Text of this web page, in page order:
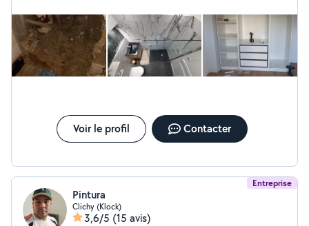
Voir le profil Contacter
Entreprise
Pintura
Clichy (Klock)
3,6/5 (15 avis)